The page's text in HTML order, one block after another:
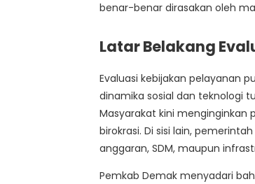
benar-benar dirasakan oleh
Latar Belakang
Evaluasi kebijakan pelayanan
dinamika sosial dan teknologi
Masyarakat kini menginginkan
birokrasi. Di sisi lain,
anggaran, SDM, maupun
Pemkab Demak menyadari